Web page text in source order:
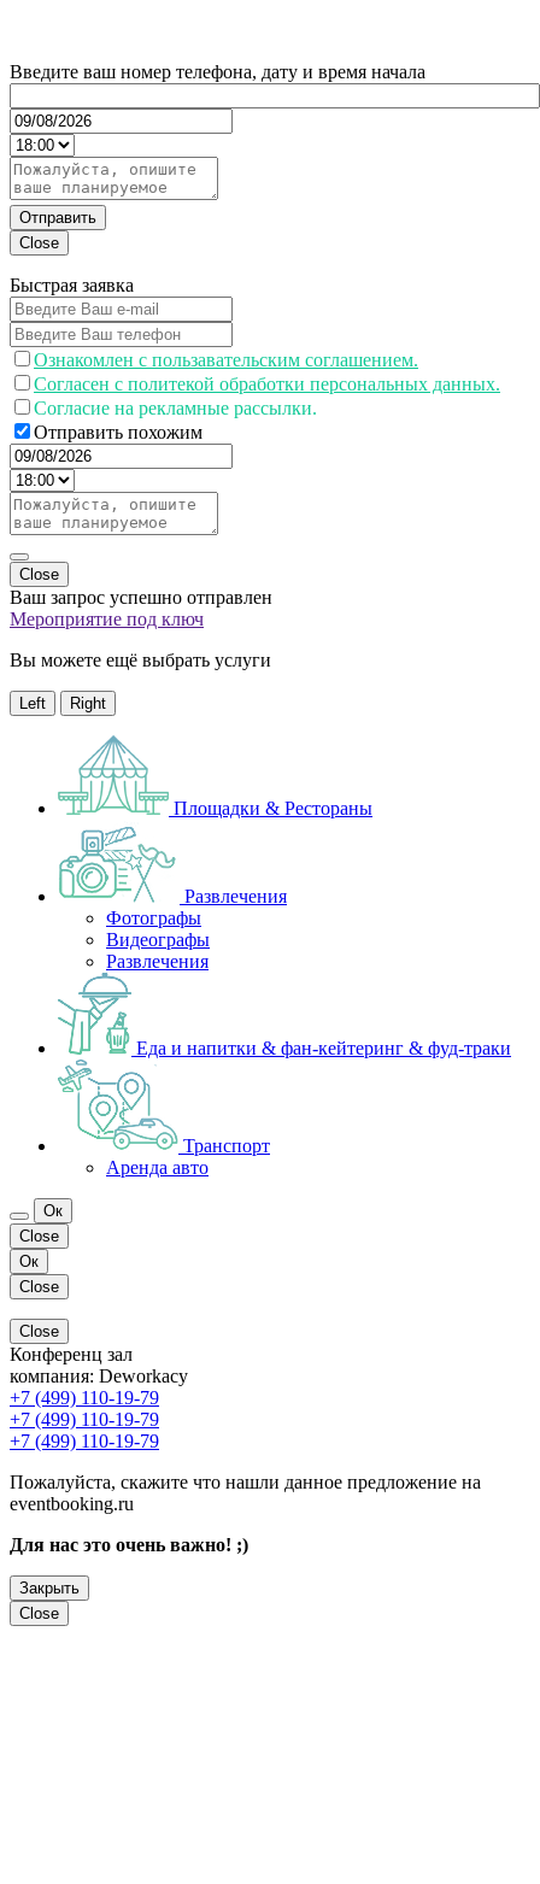
Введите ваш номер телефона, дату и время начала
Отправить
Close
Быстрая заявка
Ознакомлен с пользавательским соглашением.
Согласен с политекой обработки персональных данных.
Согласие на рекламные рассылки.
Отправить похожим
Close
Ваш запрос успешно отправлен
Мероприятие под ключ
Вы можете ещё выбрать услуги
Left Right
Площадки & Рестораны
Развлечения
Фотографы
Видеографы
Развлечения
Еда и напитки & фан-кейтеринг & фуд-траки
Транспорт
Аренда авто
Ок
Close
Ок
Close
Close
Конференц зал
компания: Deworkacy
+7 (499) 110-19-79
+7 (499) 110-19-79
+7 (499) 110-19-79
Пожалуйста, скажите что нашли данное предложение на
eventbooking.ru
Для нас это очень важно! ;)
Закрыть
Close